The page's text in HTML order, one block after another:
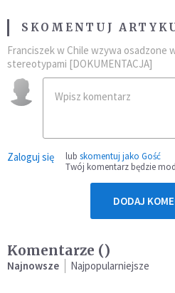
SKOMENTUJ
Franciszek w Chile wzywa osadzone
stereotypami [DOKUMENTACJA]
Zaloguj się lub skomentuj jako Gość
Twój komentarz będzie
DODAJ
Komentarze ()
Najnowsze Najpopularniejsze